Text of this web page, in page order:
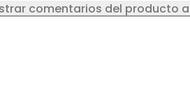
comentarios del producto